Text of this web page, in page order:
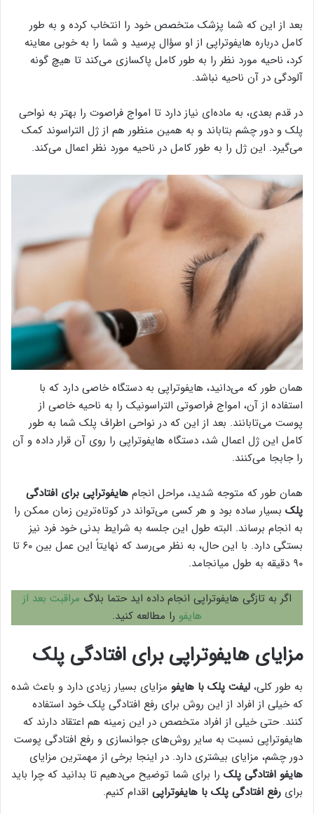
بعد از این که شما پزشک متخصص خود را انتخاب کرده و به طور
کامل درباره هایفوتراپی از او سؤال پرسید و شما را به خوبی معاینه
کرد، ناحیه مورد نظر را به طور کامل پاکسازی می‌کند تا هیچ گونه
آلودگی در آن ناحیه نباشد.
در قدم بعدی، به ماده‌ای نیاز دارد تا امواج فراصوت را بهتر به نواحی
پلک و دور چشم بتاباند و به همین منظور هم از ژل التراسوند کمک
می‌گیرد. این ژل را به طور کامل در ناحیه مورد نظر اعمال می‌کند.
همان طور که می‌دانید، هایفوتراپی به دستگاه خاصی دارد که با
استفاده از آن، امواج فراصوتی التراسونیک را به ناحیه خاصی از
پوست می‌تابانند. بعد از این که در نواحی اطراف پلک شما به طور
کامل این ژل اعمال شد، دستگاه هایفوتراپی را روی آن قرار داده و آن
را جابجا می‌کنند.
همان طور که متوجه شدید، مراحل انجام هایفوتراپی برای افتادگی
پلک بسیار ساده بود و هر کسی می‌تواند در کوتاه‌ترین زمان ممکن را
به انجام برساند. البته طول این جلسه به شرایط بدنی خود فرد نیز
بستگی دارد. با این حال، به نظر می‌رسد که نهایتاً این عمل بین ۶۰ تا
۹۰ دقیقه به طول میانجامد.
اگر به تازگی هایفوتراپی انجام داده اید حتما بلاگ مراقبت بعد از
هایفو را مطالعه کنید.
مزایای هایفوتراپی برای افتادگی پلک
به طور کلی، لیفت پلک با هایفو مزایای بسیار زیادی دارد و باعث شده
که خیلی از افراد از این روش برای رفع افتادگی پلک خود استفاده
کنند. حتی خیلی از افراد متخصص در این زمینه هم اعتقاد دارند که
هایفوتراپی نسبت به سایر روش‌های جوانسازی و رفع افتادگی پوست
دور چشم، مزایای بیشتری دارد. در اینجا برخی از مهمترین مزایای
هایفو افتادگی پلک را برای شما توضیح می‌دهیم تا بدانید که چرا باید
برای رفع افتادگی پلک با هایفوتراپی اقدام کنیم.